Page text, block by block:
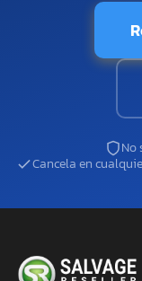
No
Cancela en